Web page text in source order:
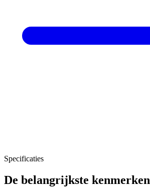
Specificaties
De belangrijkste kenmerken